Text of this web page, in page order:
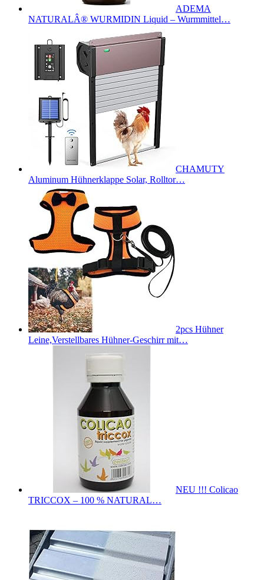
ADEMA
NATURALÂ® WURMIDIN Liquid – Wurmmittel…
CHAMUTY
Aluminum Hühnerklappe Solar, Rolltor…
2pcs Hühner
Leine,Verstellbares Hühner-Geschirr mit…
NEU !!! Colicao
TRICCOX – 100 % NATURAL…